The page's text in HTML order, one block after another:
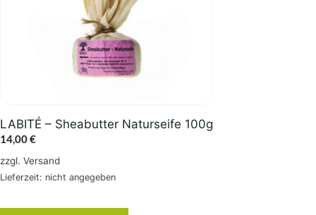
LABITÉ – Sheabutter Naturseife 100g
14,00€
zzgl. Versand
Lieferzeit: nicht angegeben